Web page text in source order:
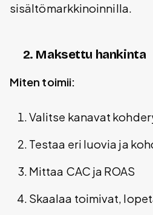
sisältömarkkinoinnilla.
2. Maksettu hankinta
Miten toimii:
Valitse kanavat
Testaa eri luovia ja
Mittaa CAC ja ROAS
Skaalaa toimivat,